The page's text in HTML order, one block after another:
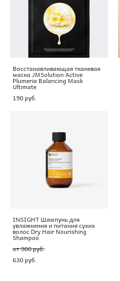
Восстанавливающая тканевая
маска JMSolution Active
Plumeria Balancing Mask
Ultimate
190 pуб.
INSIGHT Шампунь для
увлажнения и питания сухих
волос Dry Hair Nourishing
Shampoo
от 900 pуб.
630 pуб.